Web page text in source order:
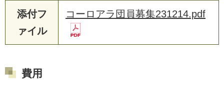
添付フ
ァイル
コーロアラ団員募集231214.pdf
費用